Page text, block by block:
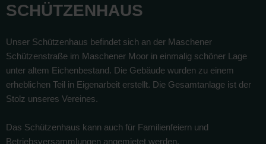
SCHÜTZENHAUS
Unser Schützenhaus befindet sich an der Maschener
Schützenstraße im Maschener Moor in einmalig schöner Lage
unter altem Eichenbestand. Die Gebäude wurden zu einem
erheblichen Teil in Eigenarbeit erstellt. Die Gesamtanlage ist der
Stolz unseres Vereines.
Das Schützenhaus kann auch für Familienfeiern und
Betriebsversammlungen angemietet werden.